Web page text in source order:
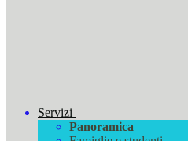
Servizi
Panoramica